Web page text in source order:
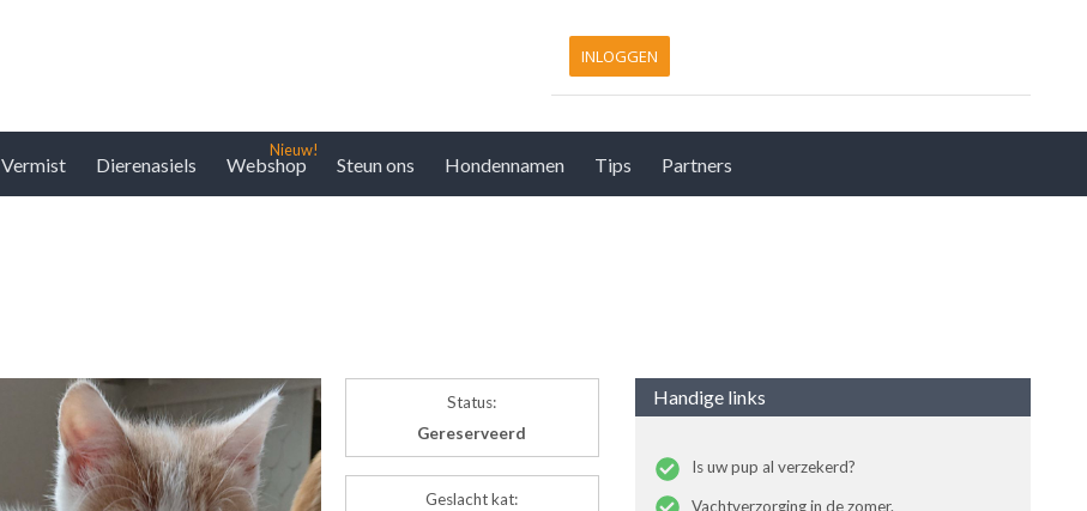
INLOGGEN
Vermist Dierenasiels Webshop Steun ons Hondennamen Tips Partners
Status:
Gereserveerd
Geslacht kat:
Handige links
Is uw pup al verzekerd?
Vachtverzorging in de zomer.